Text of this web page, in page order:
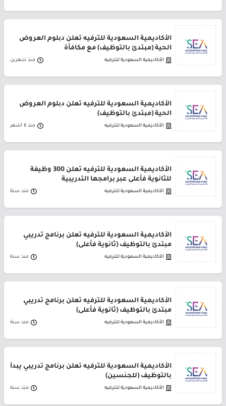
الأكاديمية السعودية للترفيه تعلن دبلوم العروض
الحية (مبتدئ بالتوظيف) مع مكافأة
الأكاديمية السعودية للترفيه منذ شهرين
الأكاديمية السعودية للترفيه تعلن دبلوم العروض
الحية (مبتدئ بالتوظيف)
الأكاديمية السعودية للترفيه منذ 6 أشهر
الأكاديمية السعودية للترفيه تعلن 300 وظيفة
للثانوية فأعلى عبر برامجها التدريبية
الأكاديمية السعودية للترفيه منذ سنة
الأكاديمية السعودية للترفيه تعلن برنامج تدريبي
مبتدئ بالتوظيف (ثانوية فأعلى)
الأكاديمية السعودية للترفيه منذ سنة
الأكاديمية السعودية للترفيه تعلن برنامج تدريبي
مبتدئ بالتوظيف (ثانوية فأعلى)
الأكاديمية السعودية للترفيه منذ سنة
الأكاديمية السعودية للترفيه تعلن برنامج تدريبي يبدأ
بالتوظيف (للجنسين)
الأكاديمية السعودية للترفيه منذ سنة